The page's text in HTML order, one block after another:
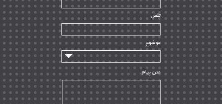
راه اندازی | ۹
سازندگان و تامین کنندگان | ۱۰
تامین مالی و سرمایه گذاری | ۳۲
ماشین آلات
مدیریت پروژه
مدیریت دانش
مدیریت سازمانی و عمومی | ۲
تلفن
موضوع
متن پیام